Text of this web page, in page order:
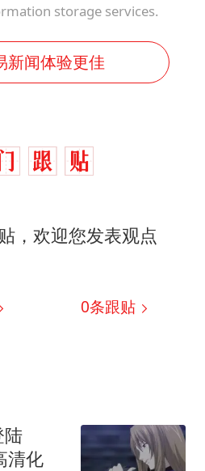
storage services.
新闻体验更佳
，欢迎您发表观点
0条跟贴
陆
清化